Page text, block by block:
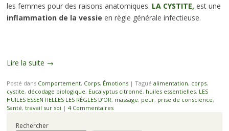
les femmes pour des raisons anatomiques. LA CYSTITE, est une
inflammation de la vessie en règle générale infectieuse.
Lire la suite →
Posté dans Comportement, Corps, Émotions | Tagué alimentation, corps,
cystite, décodage biologique, Eucalyptus citronné, huiles essentielles, LES
HUILES ESSENTIELLES LES RÈGLES D’OR, massage, peur, prise de conscience,
Santé, travail sur soi | 4 Commentaires
Rechercher